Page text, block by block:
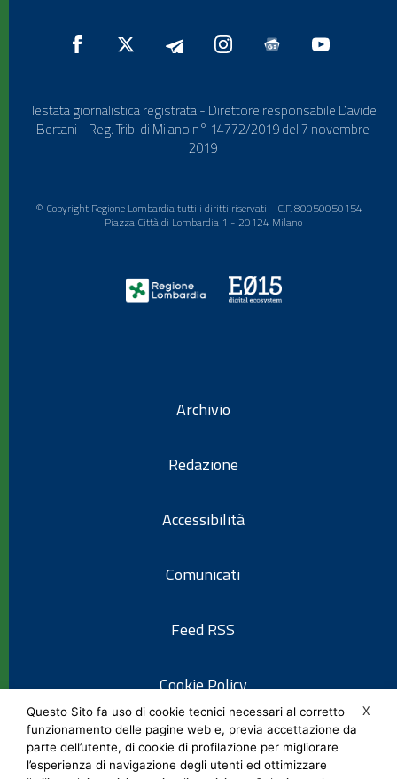
Testata giornalistica registrata - Direttore responsabile Davide
Bertani - Reg. Trib. di Milano n° 14772/2019 del 7 novembre
2019
© Copyright Regione Lombardia tutti i diritti riservati - C.F. 80050050154 -
Piazza Città di Lombardia 1 - 20124 Milano
Archivio
Redazione
Accessibilità
Comunicati
Feed RSS
Cookie Policy
Informativa privacy
X
Questo Sito fa uso di cookie tecnici necessari al corretto
funzionamento delle pagine web e, previa accettazione da
parte dell’utente, di cookie di profilazione per migliorare
l’esperienza di navigazione degli utenti ed ottimizzare